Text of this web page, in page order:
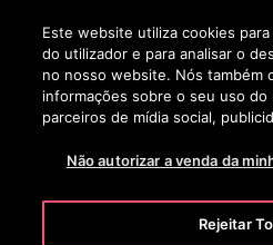
Prima Enter para saltar para o
Roman
Este website utiliza cookies
do utilizador e para analisar o
no nosso website. Nós também
informações sobre o seu uso
parceiros de mídia social,
Não autorizar a venda da
Rejeitar